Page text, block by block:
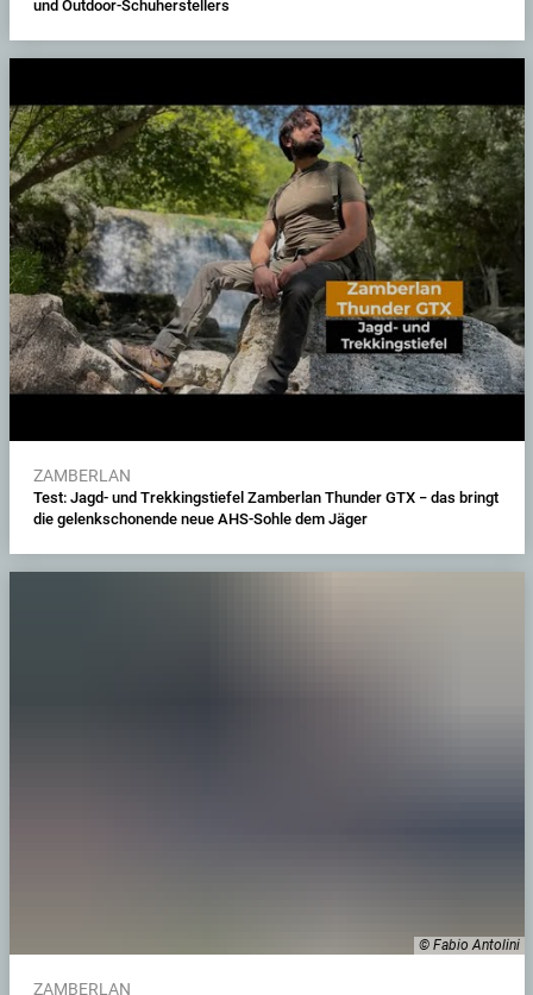
und Outdoor-Schuherstellers
ZAMBERLAN
Test: Jagd- und Trekkingstiefel Zamberlan Thunder GTX − das bringt
die gelenkschonende neue AHS-Sohle dem Jäger
© Fabio Antolini
ZAMBERLAN